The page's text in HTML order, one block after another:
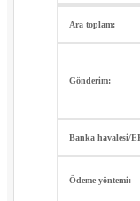
Ara toplam:
Gönderim:
Banka havalesi/
Ödeme yöntemi: